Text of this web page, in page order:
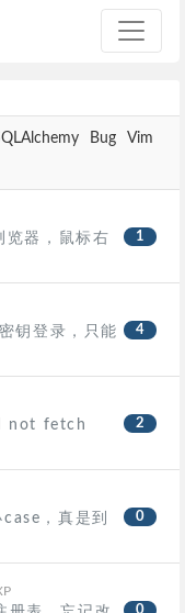
Bug
Vim
览器，鼠标右
1
钥登录，只能
4
not fetch
2
，真是到
0